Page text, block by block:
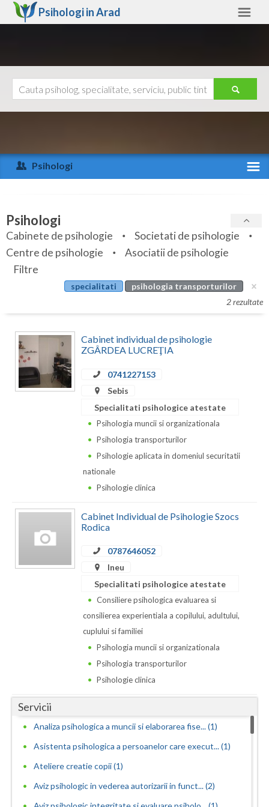
Psihologi inArad
Arad
Arges
Bihor
Bistrita-Nasaud
Botosani
Bucuresti
Buzau
Galati
Iasi
Mehedinti
Mures
Ajutor
Psihologi
Specialitati
Servicii
Articole
Evenimente
Cabinet
Membri
Psihologi
Cabinete de psihologie
Societati de psihologie
Centre de psihologie
Asociatii de psihologie
Filtre
specialitati
psihologia transporturilor
2 rezultate
Cabinet individual de psihologie
ZGÂRDEA LUCREŢIA
0741227153
Sebis
Specialitati psihologice atestate
Psihologia muncii si organizationala
Psihologia transporturilor
Psihologie aplicata in domeniul securitatii
nationale
Psihologie clinica
Cabinet Individual de Psihologie Szocs
Rodica
0787646052
Ineu
Specialitati psihologice atestate
Consiliere psihologica evaluarea si
consilierea experientiala a copilului, adultului,
cuplului si familiei
Psihologia muncii si organizationala
Psihologia transporturilor
Psihologie clinica
Servicii
Analiza psihologica a muncii si elaborarea fise... (1)
Asistenta psihologica a persoanelor care execut... (1)
Ateliere creatie copii (1)
Aviz psihologic in vederea autorizarii in funct... (2)